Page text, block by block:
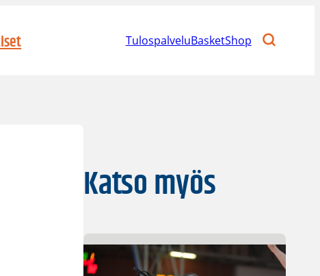
TulospalveluBasketShop
Katso myös